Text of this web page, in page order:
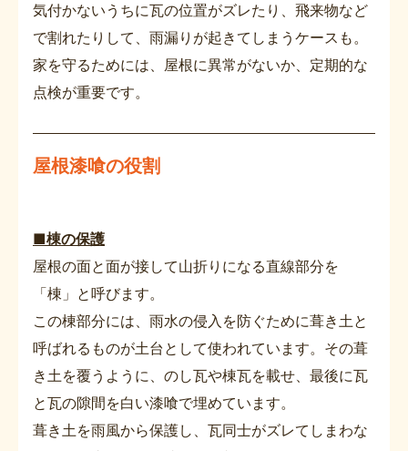
気付かないうちに瓦の位置がズレたり、飛来物など
で割れたりして、雨漏りが起きてしまうケースも。
家を守るためには、屋根に異常がないか、定期的な
点検が重要です。
屋根漆喰の役割
■棟の保護
屋根の面と面が接して山折りになる直線部分を
「棟」と呼びます。
この棟部分には、雨水の侵入を防ぐために葺き土と
呼ばれるものが土台として使われています。その葺
き土を覆うように、のし瓦や棟瓦を載せ、最後に瓦
と瓦の隙間を白い漆喰で埋めています。
葺き土を雨風から保護し、瓦同士がズレてしまわな